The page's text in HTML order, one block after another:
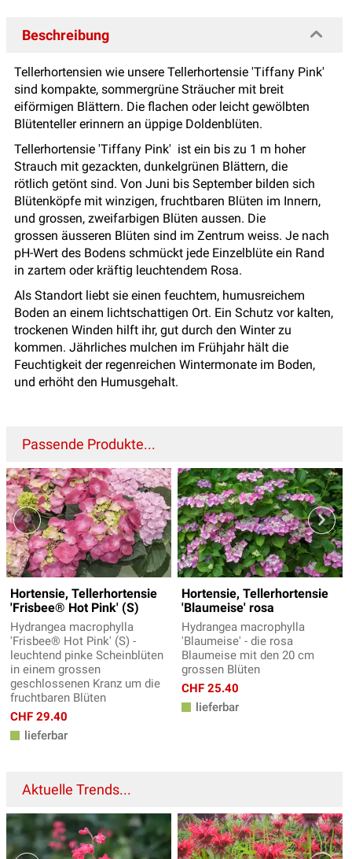
Beschreibung
Tellerhortensien wie unsere Tellerhortensie 'Tiffany Pink'
sind kompakte, sommergrüne Sträucher mit breit
eiförmigen Blättern. Die flachen oder leicht gewölbten
Blütenteller erinnern an üppige Doldenblüten.
Tellerhortensie 'Tiffany Pink' ist ein bis zu 1 m hoher
Strauch mit gezackten, dunkelgrünen Blättern, die
rötlich getönt sind. Von Juni bis September bilden sich
Blütenköpfe mit winzigen, fruchtbaren Blüten im Innern,
und grossen, zweifarbigen Blüten aussen. Die
grossen äusseren Blüten sind im Zentrum weiss. Je nach
pH-Wert des Bodens schmückt jede Einzelblüte ein Rand
in zartem oder kräftig leuchtendem Rosa.
Als Standort liebt sie einen feuchtem, humusreichem
Boden an einem lichtschattigen Ort. Ein Schutz vor kalten,
trockenen Winden hilft ihr, gut durch den Winter zu
kommen. Jährliches mulchen im Frühjahr hält die
Feuchtigkeit der regenreichen Wintermonate im Boden,
und erhöht den Humusgehalt.
Passende Produkte...
Hortensie, Tellerhortensie
'Frisbee® Hot Pink' (S)
Hydrangea macrophylla
'Frisbee® Hot Pink' (S) -
leuchtend pinke Scheinblüten
in einem grossen
geschlossenen Kranz um die
fruchtbaren Blüten
CHF 29.40
lieferbar
Hortensie, Tellerhortensie
'Blaumeise' rosa
Hydrangea macrophylla
'Blaumeise' - die rosa
Blaumeise mit den 20 cm
grossen Blüten
CHF 25.40
lieferbar
Aktuelle Trends...